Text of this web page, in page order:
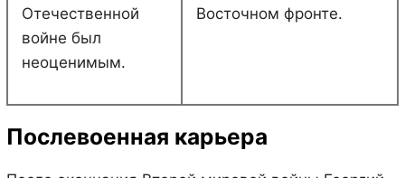
Отечественной
войне был
неоценимым.
Восточном фронте.
Послевоенная карьера